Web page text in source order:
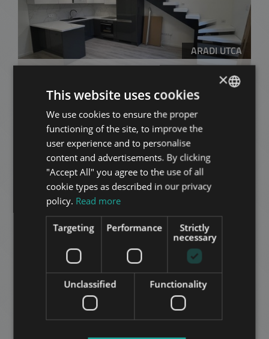
ARADI UTCA
قيمة الإيجار 325.000 HUF
المنطقة 6 • الاستوديو • 50 m
إضافة إلى القائمة
AVENUE GARDEN
قيمة الإيجار853.000 HUF
2
ENGLISH
HUNGARIAN
GERMAN
FRENCH
ITALIAN
SPANISH
RUSSIAN
ARABIC
×
This website uses cookies
We use cookies to ensure the proper
functioning of the site, to improve the
user experience and to personalise
content and advertisements. By clicking
"Accept All" you agree to the use of all
cookie types as described in our privacy
policy. Read more
Strictly
necessary
Performance
Targeting
Functionality
Unclassified